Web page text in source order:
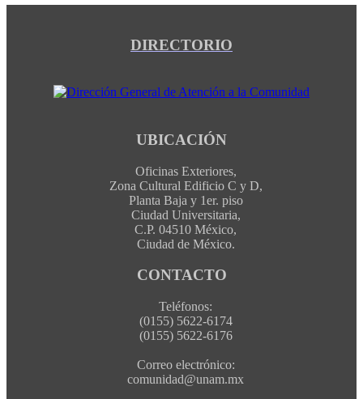
DIRECTORIO
UBICACIÓN
Oficinas Exteriores,
Zona Cultural Edificio C y D,
Planta Baja y 1er. piso
Ciudad Universitaria,
C.P. 04510 México,
Ciudad de México.
CONTACTO
Teléfonos:
(0155) 5622-6174
(0155) 5622-6176
Correo electrónico:
comunidad@unam.mx